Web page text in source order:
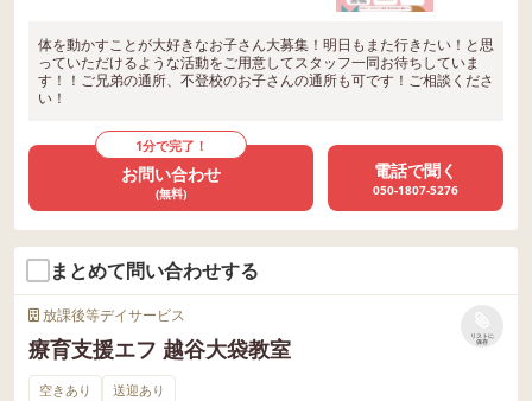
体を動かすことが大好きなお子さん大募集！明日もまた行きたい！と思
っていただけるような活動をご用意してスタッフ一同お待ちしていま
す！！ご兄弟の通所、不登校のお子さんの通所も可です！ご相談くださ
い！
1分で完了！
お問い合わせ
(無料)
電話で聞く
050-1807-5276
まとめて問い合わせする
放課後等デイサービス
療育支援エフ 越谷大袋教室
リストに
保存
空きあり 送迎あり